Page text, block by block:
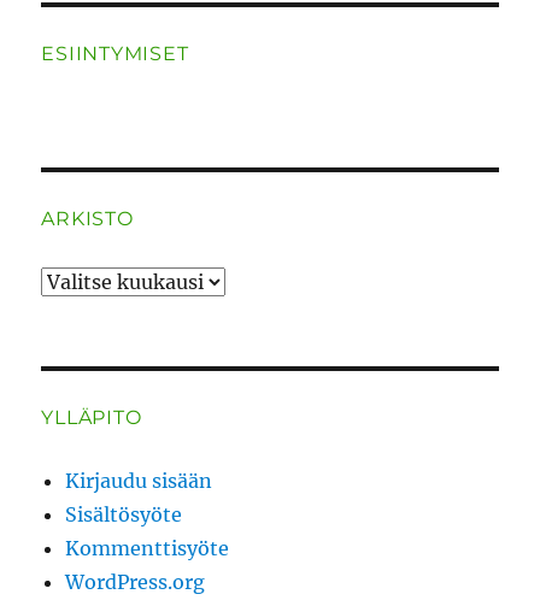
ESIINTYMISET
ARKISTO
ARKISTO
YLLÄPITO
Kirjaudu sisään
Sisältösyöte
Kommenttisyöte
WordPress.org